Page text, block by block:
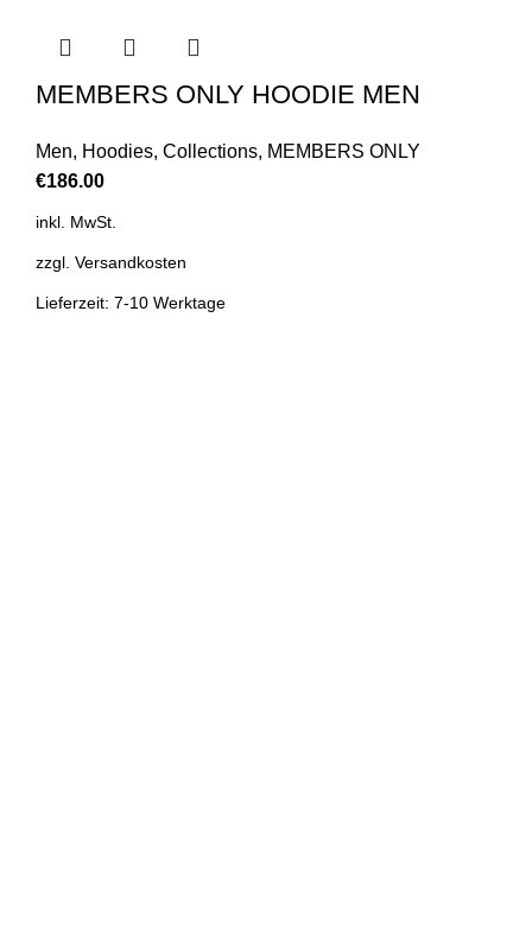
MEMBERS ONLY HOODIE MEN
Men, Hoodies, Collections, MEMBERS ONLY
€186.00
inkl. MwSt.
zzgl. Versandkosten
Lieferzeit: 7-10 Werktage